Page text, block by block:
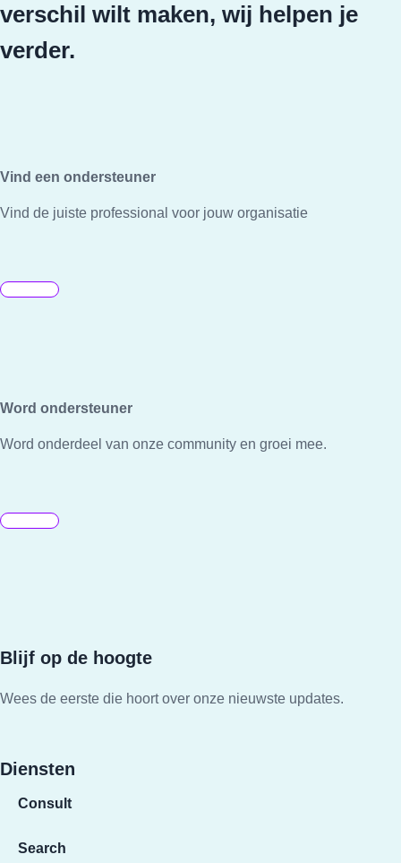
verschil wilt maken, wij helpen je
verder.
Vind een ondersteuner
Vind de juiste professional voor jouw organisatie
Word ondersteuner
Word onderdeel van onze community en groei mee.
Blijf op de hoogte
Wees de eerste die hoort over onze nieuwste updates.
Diensten
Consult
Search